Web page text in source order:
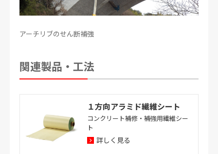
アーチリブのせん断補強
関連製品・工法
１方向アラミド繊維シート
コンクリート補修・補強用繊維シー
ト
詳しく見る